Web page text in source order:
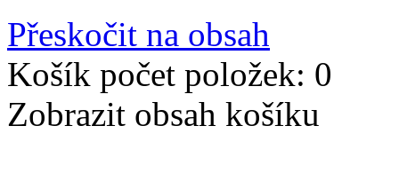
Přeskočit na obsah
Košík počet položek: 0
Zobrazit obsah košíku